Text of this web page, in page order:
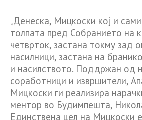
„Денеска, Мицкоски кој и
толпата пред Собранието на
четврток, застана токму зад
насилници, застана на
и насилството. Поддржан од
соработници и извршители,
Мицкоски ги реализира
ментор во Будимпешта,
Единствена цел на Мицкоски